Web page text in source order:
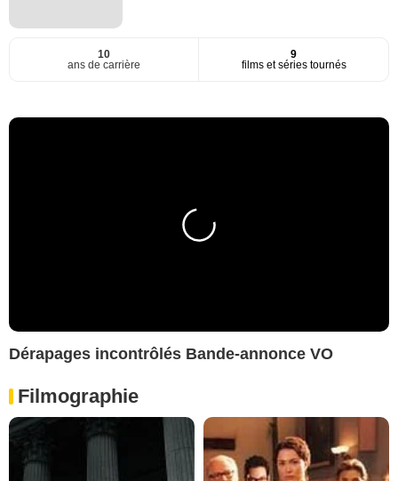
10
ans de carrière
9
films et séries tournés
Dérapages incontrôlés Bande-annonce VO
Filmographie